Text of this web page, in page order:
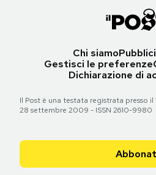
Chi siamo
Gestisci le preferenze
Dichiarazione di
Il Post è una testata registrata presso
28 settembre 2009 - ISSN 2610-9980